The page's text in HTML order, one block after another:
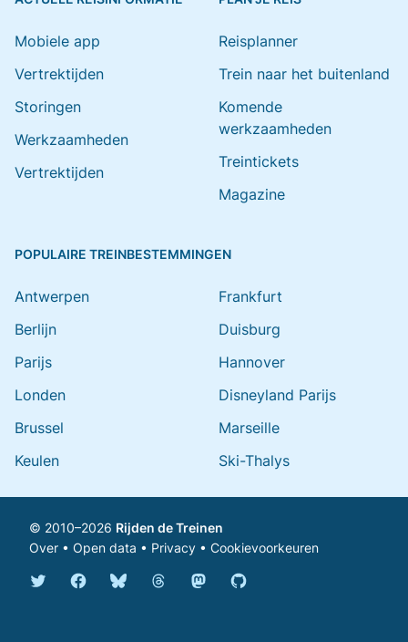
Mobiele app
Vertrektijden
Storingen
Werkzaamheden
Vertrektijden
Reisplanner
Trein naar het buitenland
Komende
werkzaamheden
Treintickets
Magazine
POPULAIRE TREINBESTEMMINGEN
Antwerpen
Berlijn
Parijs
Londen
Brussel
Keulen
Frankfurt
Duisburg
Hannover
Disneyland Parijs
Marseille
Ski-Thalys
© 2010–2026 Rijden de Treinen
Over • Open data • Privacy • Cookievoorkeuren